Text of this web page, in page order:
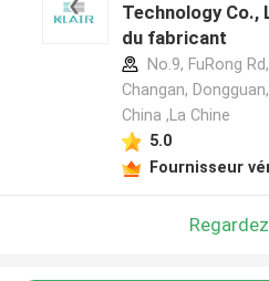
Technology
du fabricant
No.9, FuRong
Changan,
China ,La Chine
5.0
Fournisseur